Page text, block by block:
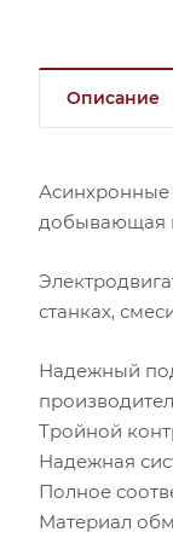
Описание
Асинхронные
добывающая
станках,
Надежный
Тройной
Надежная
Полное
Материал